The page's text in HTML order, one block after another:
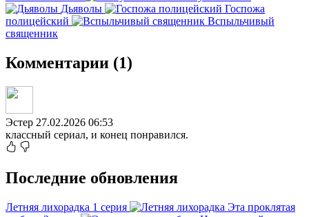
Дьяволы
Госпожа
полицейский
Вспыльчивый
священник
Комментарии (1)
Эстер 27.02.2026 06:53
классный сериал, и конец понравился.
Последние обновления
Летняя лихорадка 1 серия
Эта проклятая